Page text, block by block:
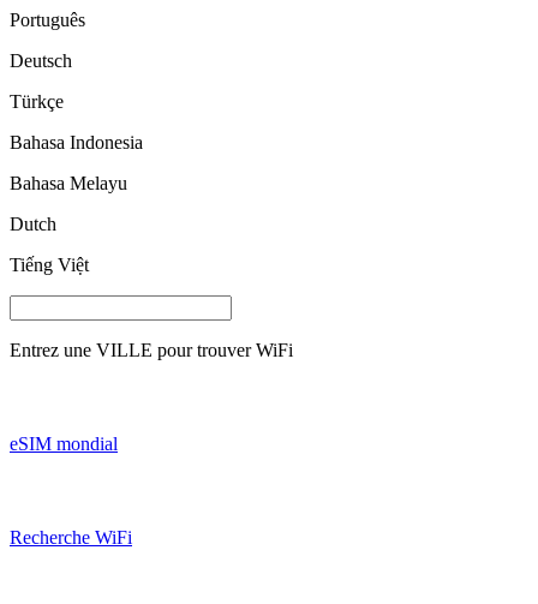
Português
Deutsch
Türkçe
Bahasa Indonesia
Bahasa Melayu
Dutch
Tiếng Việt
Entrez une VILLE pour trouver WiFi
eSIM mondial
Recherche WiFi